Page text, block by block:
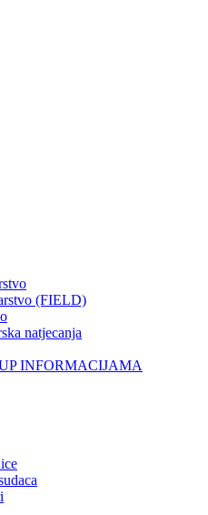
(FIELD)
natjecanja
INFORMACIJAMA